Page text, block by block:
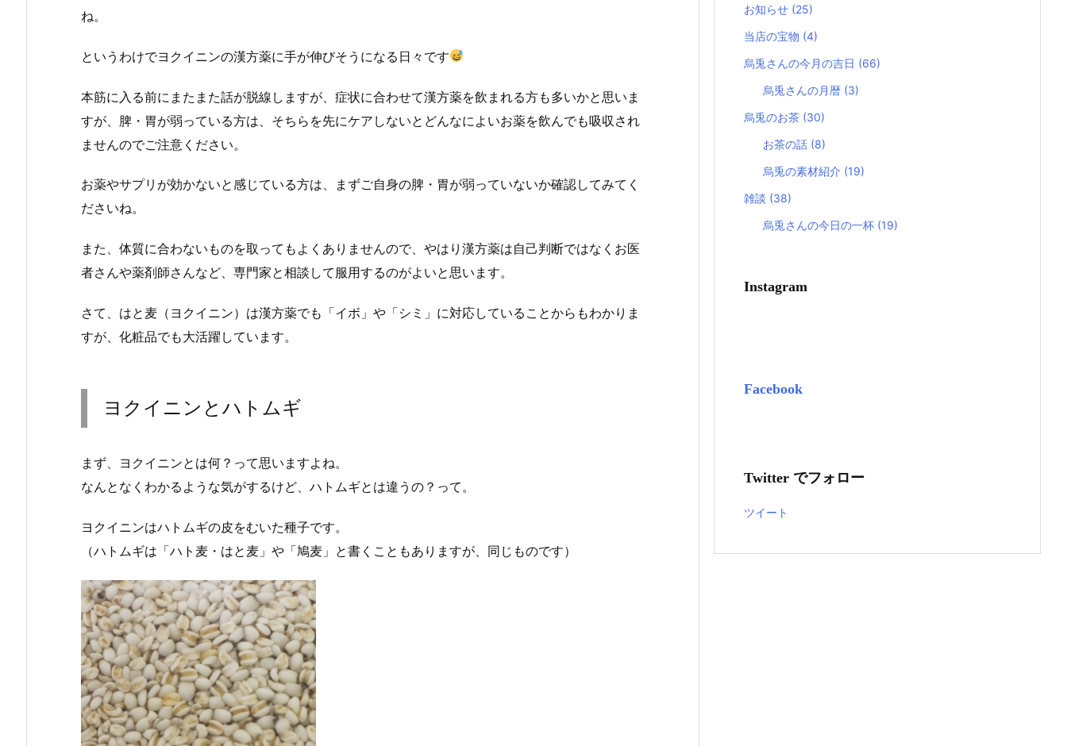
ね。
というわけでヨクイニンの漢方薬に手が伸びそうになる日々です
本筋に入る前にまたまた話が脱線しますが、症状に合わせて漢方薬を飲まれる方も多いかと思いま
すが、脾・胃が弱っている方は、そちらを先にケアしないとどんなによいお薬を飲んでも吸収され
ませんのでご注意ください。
お薬やサプリが効かないと感じている方は、まずご自身の脾・胃が弱っていないか確認してみてく
ださいね。
また、体質に合わないものを取ってもよくありませんので、やはり漢方薬は自己判断ではなくお医
者さんや薬剤師さんなど、専門家と相談して服用するのがよいと思います。
さて、はと麦（ヨクイニン）は漢方薬でも「イボ」や「シミ」に対応していることからもわかりま
すが、化粧品でも大活躍しています。
ヨクイニンとハトムギ
まず、ヨクイニンとは何？って思いますよね。
なんとなくわかるような気がするけど、ハトムギとは違うの？って。
ヨクイニンはハトムギの皮をむいた種子です。
（ハトムギは「ハト麦・はと麦」や「鳩麦」と書くこともありますが、同じものです）
お知らせ (25)
当店の宝物 (4)
烏兎さんの今月の吉日 (66)
烏兎さんの月暦 (3)
烏兎のお茶 (30)
お茶の話 (8)
烏兎の素材紹介 (19)
雑談 (38)
烏兎さんの今日の一杯 (19)
Instagram
Facebook
Twitter でフォロー
ツイート